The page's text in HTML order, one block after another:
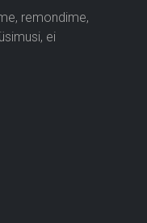
remondime,
ei